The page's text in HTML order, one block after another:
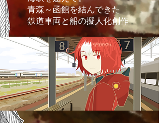
青森～函館を結んできた
鉄道車両と船の擬人化創作